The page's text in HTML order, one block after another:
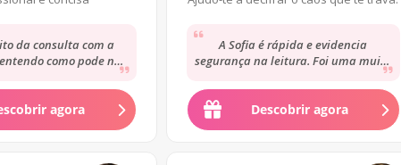
da consulta com a
como pode não
o que...
agora
A Sofia é rápida e evidencia
segurança na leitura. Foi uma muito
boa experiência. No que concerne às
previsões,...
Descobrir agora